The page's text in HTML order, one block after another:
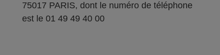
75017 PARIS, dont le numéro de téléphone
est le 01 49 49 40 00